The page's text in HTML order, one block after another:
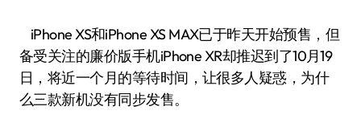
iPhone XS和iPhone XS MAX已于昨天开始预售，但
备受关注的廉价版手机iPhone XR却推迟到了10月19
日，将近一个月的等待时间，让很多人疑惑，为什
么三款新机没有同步发售。